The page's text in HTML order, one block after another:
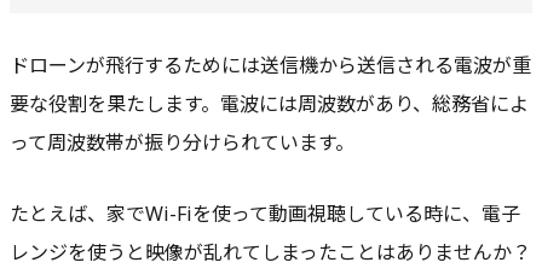
ドローンが飛行するためには送信機から送信される電波が重
要な役割を果たします。電波には周波数があり、総務省によ
って周波数帯が振り分けられています。
たとえば、家でWi-Fiを使って動画視聴している時に、電子
レンジを使うと映像が乱れてしまったことはありませんか？